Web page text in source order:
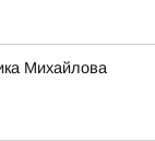
Михайлова